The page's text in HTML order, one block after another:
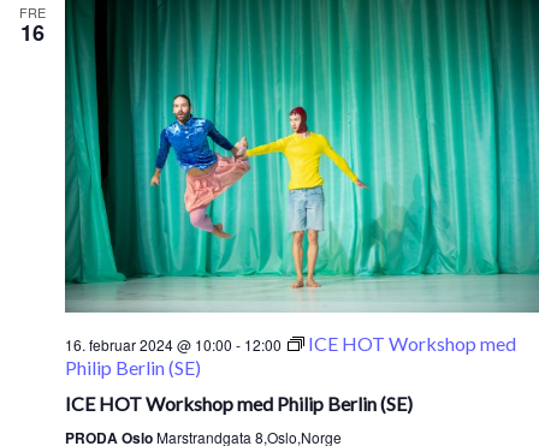
FRE
16
16. februar 2024 @ 10:00 - 12:00
ICE HOT Workshop med
Philip Berlin (SE)
ICE HOT Workshop med Philip Berlin (SE)
PRODA OsloMarstrandgata 8,Oslo,Norge